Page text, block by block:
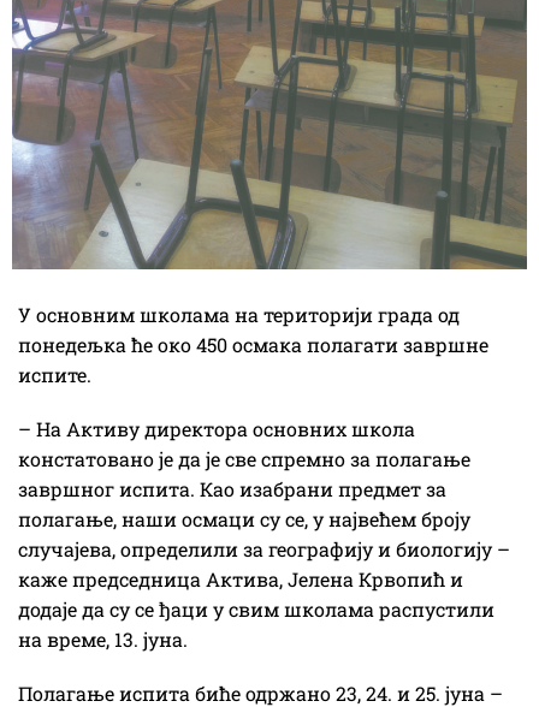
У основним школама на територији града од
понедељка ће око 450 осмака полагати завршне
испите.
– На Активу директора основних школа
констатовано је да је све спремно за полагање
завршног испита. Као изабрани предмет за
полагање, наши осмаци су се, у највећем броју
случајева, определили за географију и биологију –
каже председница Актива, Јелена Крвопић и
додаје да су се ђаци у свим школама распустили
на време, 13. јуна.
Полагање испита биће одржано 23, 24. и 25. јуна –